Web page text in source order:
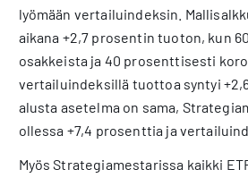
lyömään vertailuindeksin.
aikana +2,7 prosentin tuoton, kun
osakkeista ja 40 prosenttisesti
vertailuindeksillä tuottoa syntyi
alusta asetelma on sama,
ollessa +7,4 prosenttia ja
Myös Strategiamestarissa kaikki